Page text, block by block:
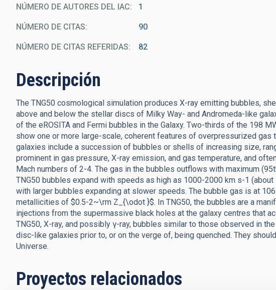
NÚMERO DE AUTORES DEL IAC 1
NÚMERO DE CITAS 90
NÚMERO DE CITAS REFERIDAS 82
Descripción
The TNG50 cosmological simulation produces X-ray emitting bubbles,
above and below the stellar discs of Milky Way- and Andromeda-like
of the eROSITA and Fermi bubbles in the Galaxy. Two-thirds of the 198
show one or more large-scale, coherent features of overpressurized gas
galaxies include a succession of bubbles or shells of increasing size,
prominent in gas pressure, X-ray emission, and gas temperature, and
Mach numbers of 2-4. The gas in the bubbles outflows with maximum
TNG50 bubbles expand with speeds as high as 1000-2000 km s-1
with larger bubbles expanding at slower speeds. The bubble gas is at
metallicities of $0.5-2~\rm Z_{\odot }$. In TNG50, the bubbles are a
injections from the supermassive black holes at the galaxy centres that
TNG50, X-ray, and possibly γ-ray, bubbles similar to those observed in
disc-like galaxies prior to, or on the verge of, being quenched. They
Universe.
Proyectos relacionados